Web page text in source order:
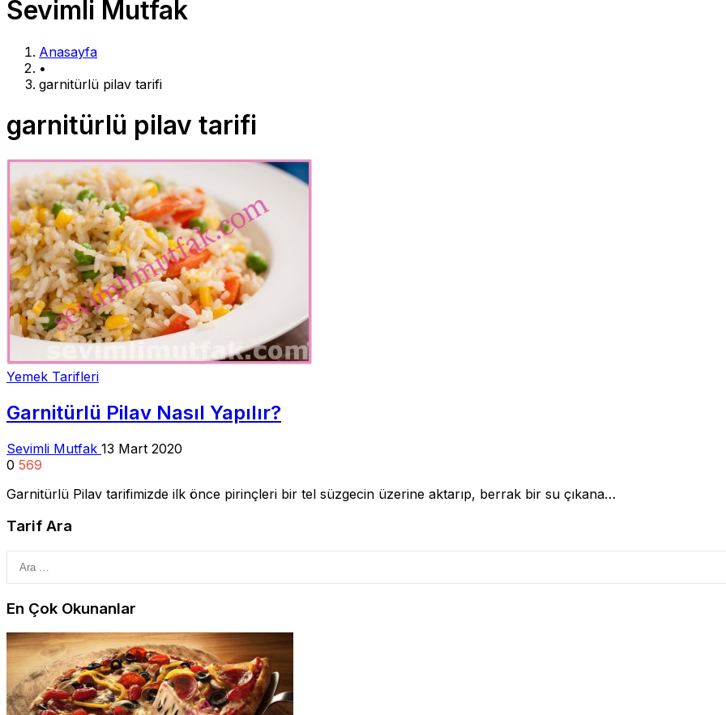
Sevimli Mutfak
Anasayfa
•
garnitürlü pilav tarifi
garnitürlü pilav tarifi
Yemek Tarifleri
Garnitürlü Pilav Nasıl Yapılır?
Sevimli Mutfak 13 Mart 2020
0 569
Garnitürlü Pilav tarifimizde ilk önce pirinçleri bir tel süzgecin üzerine aktarıp, berrak bir su çıkana…
Tarif Ara
En Çok Okunanlar